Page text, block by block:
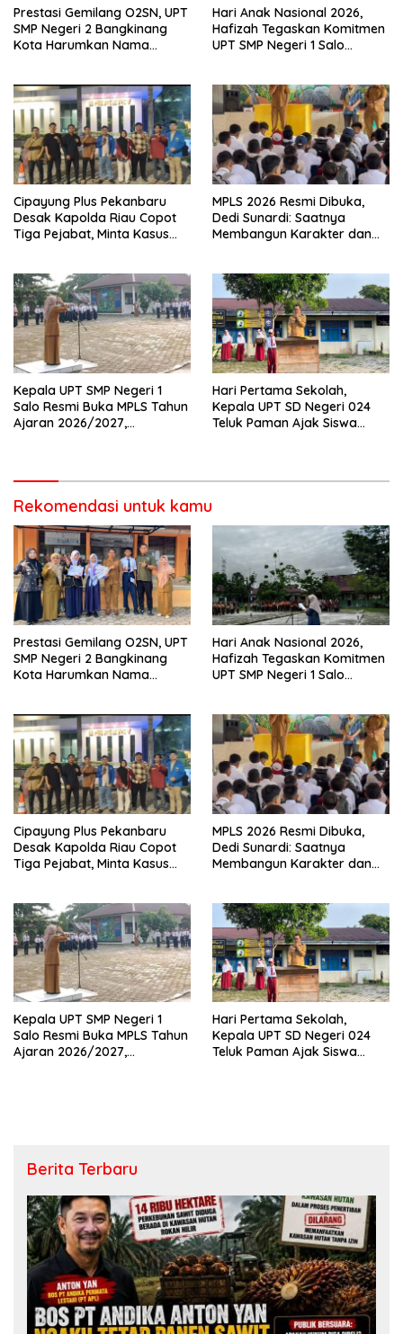
Prestasi Gemilang O2SN, UPT
SMP Negeri 2 Bangkinang
Kota Harumkan Nama
Hari Anak Nasional 2026,
Hafizah Tegaskan Komitmen
UPT SMP Negeri 1 Salo
Cipayung Plus Pekanbaru
Desak Kapolda Riau Copot
Tiga Pejabat, Minta Kasus
MPLS 2026 Resmi Dibuka,
Dedi Sunardi: Saatnya
Membangun Karakter dan
Kepala UPT SMP Negeri 1
Salo Resmi Buka MPLS Tahun
Ajaran 2026/2027,
Hari Pertama Sekolah,
Kepala UPT SD Negeri 024
Teluk Paman Ajak Siswa
Rekomendasi untuk kamu
Prestasi Gemilang O2SN, UPT
SMP Negeri 2 Bangkinang
Kota Harumkan Nama
Hari Anak Nasional 2026,
Hafizah Tegaskan Komitmen
UPT SMP Negeri 1 Salo
Cipayung Plus Pekanbaru
Desak Kapolda Riau Copot
Tiga Pejabat, Minta Kasus
MPLS 2026 Resmi Dibuka,
Dedi Sunardi: Saatnya
Membangun Karakter dan
Kepala UPT SMP Negeri 1
Salo Resmi Buka MPLS Tahun
Ajaran 2026/2027,
Hari Pertama Sekolah,
Kepala UPT SD Negeri 024
Teluk Paman Ajak Siswa
Berita Terbaru